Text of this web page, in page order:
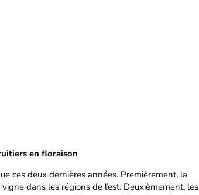
en floraison
ces deux dernières années. Premièrement, la
dans les régions de l’est. Deuxièmement, les